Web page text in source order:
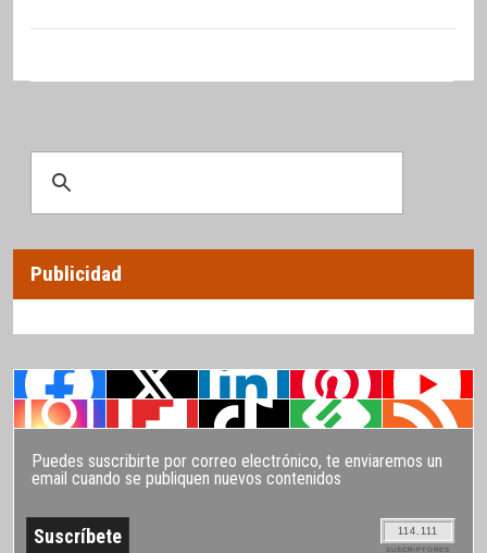
Publicidad
Puedes suscribirte por correo electrónico, te enviaremos un
email cuando se publiquen nuevos contenidos
114.111
SUSCRIPTORES